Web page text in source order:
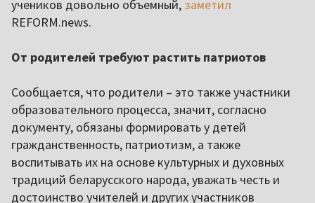
учеников довольно объемный, заметил
REFORM.news.
От родителей требуют растить патриотов
Сообщается, что родители – это также участники
образовательного процесса, значит, согласно
документу, обязаны формировать у детей
гражданственность, патриотизм, а также
воспитывать их на основе культурных и духовных
традиций беларусского народа, уважать честь и
достоинство учителей и других участников